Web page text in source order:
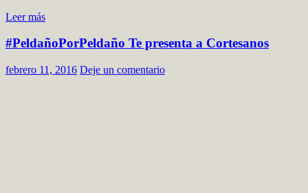
Leer más
#PeldañoPorPeldaño Te presenta a Cortesanos
febrero 11, 2016 Deje un comentario